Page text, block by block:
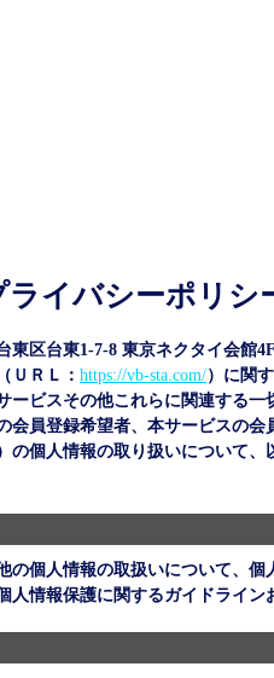
ライバシーポリシ
東区台東1-7-8 東京ネクタイ会館
ＵＲＬ： https://vb-sta.com/）に関
ービスその他これらに関連する一
会員登録希望者、本サービスの
の個人情報の取り扱いについて
の個人情報の取扱いについて、
情報保護に関するガイドライン